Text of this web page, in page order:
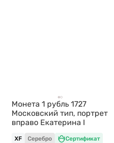
Монета 1 рубль 1727
Московский тип, портрет
вправо Екатерина I
XF Серебро Сертификат